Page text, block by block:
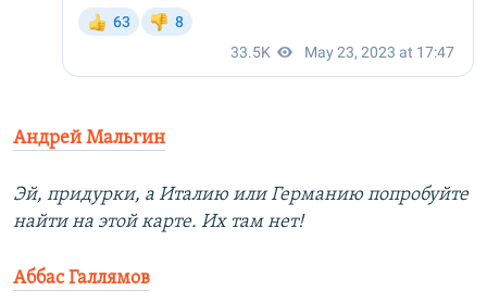
Андрей Мальгин
Эй, придурки, а Италию или Германию попробуйте
найти на этой карте. Их там нет!
Аббас Галлямов